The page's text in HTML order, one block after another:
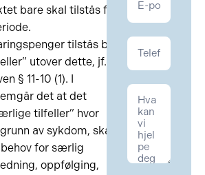
bare skal tilstås for
tilstås bare
utover dette, jf.
§ 11-10 (1). I
det at det
tilfeller” hvor
av sykdom, skade
for særlig
oppfølging,